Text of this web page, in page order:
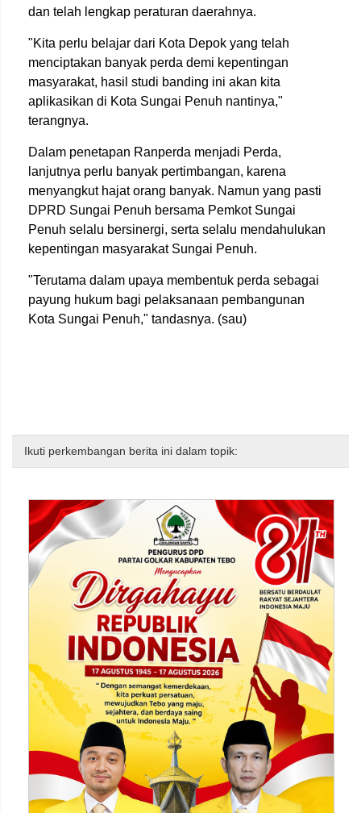
dan telah lengkap peraturan daerahnya.
"Kita perlu belajar dari Kota Depok yang telah
menciptakan banyak perda demi kepentingan
masyarakat, hasil studi banding ini akan kita
aplikasikan di Kota Sungai Penuh nantinya,"
terangnya.
Dalam penetapan Ranperda menjadi Perda,
lanjutnya perlu banyak pertimbangan, karena
menyangkut hajat orang banyak. Namun yang pasti
DPRD Sungai Penuh bersama Pemkot Sungai
Penuh selalu bersinergi, serta selalu mendahulukan
kepentingan masyarakat Sungai Penuh.
"Terutama dalam upaya membentuk perda sebagai
payung hukum bagi pelaksanaan pembangunan
Kota Sungai Penuh," tandasnya. (sau)
Ikuti perkembangan berita ini dalam topik: